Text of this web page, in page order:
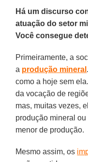
Há um discurso
atuação do setor
Você consegue
Primeiramente, a
a produção mineral
como a hoje sem
da vocação de
mas, muitas vezes,
produção mineral
menor de produção.
Mesmo assim, os